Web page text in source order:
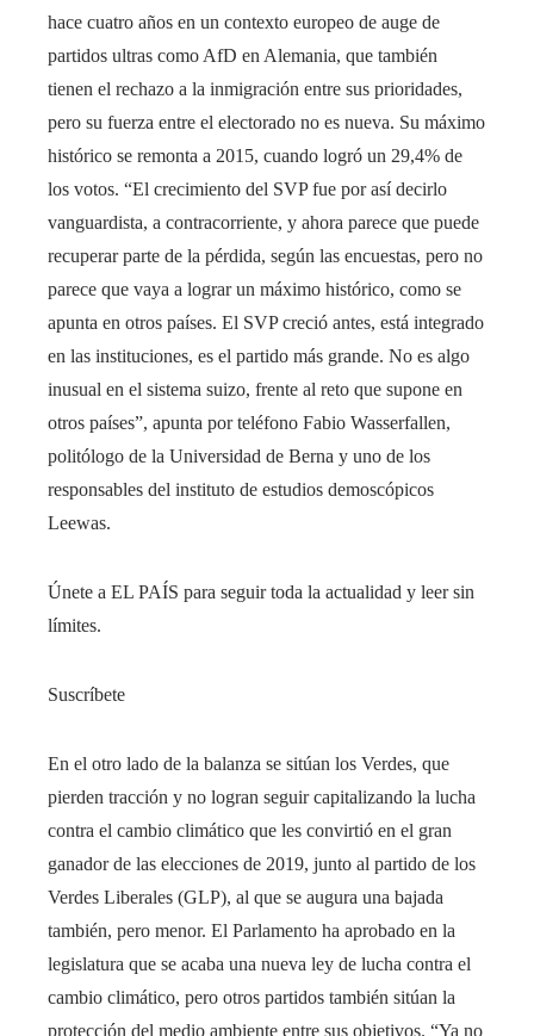
hace cuatro años en un contexto europeo de auge de
partidos ultras como AfD en Alemania, que también
tienen el rechazo a la inmigración entre sus prioridades,
pero su fuerza entre el electorado no es nueva. Su máximo
histórico se remonta a 2015, cuando logró un 29,4% de
los votos. “El crecimiento del SVP fue por así decirlo
vanguardista, a contracorriente, y ahora parece que puede
recuperar parte de la pérdida, según las encuestas, pero no
parece que vaya a lograr un máximo histórico, como se
apunta en otros países. El SVP creció antes, está integrado
en las instituciones, es el partido más grande. No es algo
inusual en el sistema suizo, frente al reto que supone en
otros países”, apunta por teléfono Fabio Wasserfallen,
politólogo de la Universidad de Berna y uno de los
responsables del instituto de estudios demoscópicos
Leewas.
Únete a EL PAÍS para seguir toda la actualidad y leer sin
límites.
Suscríbete
En el otro lado de la balanza se sitúan los Verdes, que
pierden tracción y no logran seguir capitalizando la lucha
contra el cambio climático que les convirtió en el gran
ganador de las elecciones de 2019, junto al partido de los
Verdes Liberales (GLP), al que se augura una bajada
también, pero menor. El Parlamento ha aprobado en la
legislatura que se acaba una nueva ley de lucha contra el
cambio climático, pero otros partidos también sitúan la
protección del medio ambiente entre sus objetivos. “Ya no